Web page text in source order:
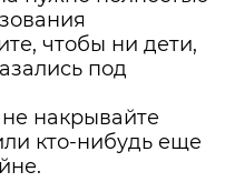
чтобы ни дети,
под
накрывайте
кто-нибудь еще